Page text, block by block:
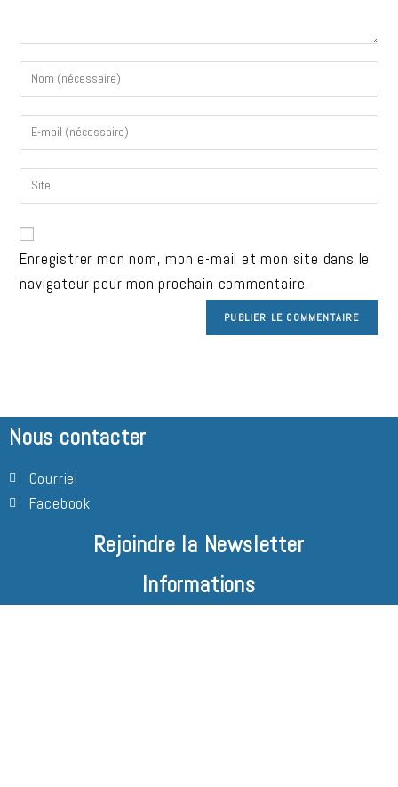
Enregistrer mon nom, mon e-mail et mon site dans le
navigateur pour mon prochain commentaire.
Nous contacter
Courriel
Facebook
Rejoindre la Newsletter
Informations